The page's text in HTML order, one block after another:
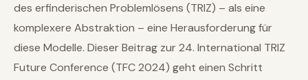
des erfinderischen Problemlösens (TRIZ) – als eine
komplexere Abstraktion – eine Herausforderung für
diese Modelle. Dieser Beitrag zur 24. International TRIZ
Future Conference (TFC 2024) geht einen Schritt